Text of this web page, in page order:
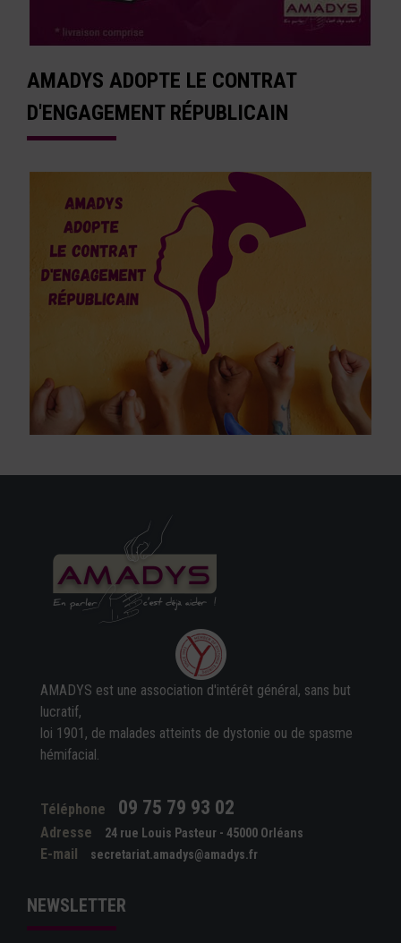
AMADYS ADOPTE LE CONTRAT
D'ENGAGEMENT RÉPUBLICAIN
AMADYS est une association d'intérêt général, sans but
lucratif,
loi 1901, de malades atteints de dystonie ou de spasme
hémifacial.
Téléphone 09 75 79 93 02
Adresse 24 rue Louis Pasteur - 45000 Orléans
E-mail secretariat.amadys@amadys.fr
NEWSLETTER